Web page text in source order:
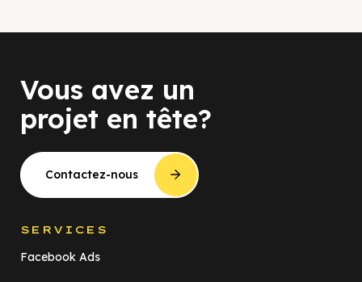
Vous avez un
projet en tête?
Contactez-nous
SERVICES
Facebook Ads